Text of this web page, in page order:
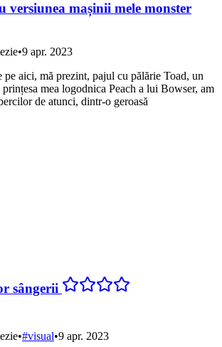
versiunea mașinii mele monster
•9 apr. 2023
pe aici, mă prezint, pajul cu pălărie Toad, un
mea logodnica Peach a lui Bowser, am
de atunci, dintr-o geroasă
sângerii
•#visual•9 apr. 2023